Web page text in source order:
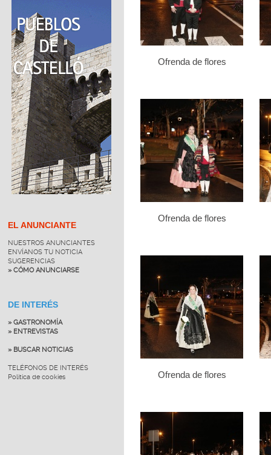
EL ANUNCIANTE
NUESTROS ANUNCIANTES
ENVÍANOS TU NOTICIA
SUGERENCIAS
» CÓMO ANUNCIARSE
DE INTERÉS
» GASTRONOMÍA
» ENTREVISTAS
» BUSCAR NOTICIAS
TELÉFONOS DE INTERÉS
Política de cookies
Ofrenda de flores
Ofrenda de flores
Ofrenda de flores